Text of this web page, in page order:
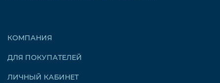
КОМПАНИЯ
ДЛЯ ПОКУПАТЕЛЕЙ
ЛИЧНЫЙ КАБИНЕТ